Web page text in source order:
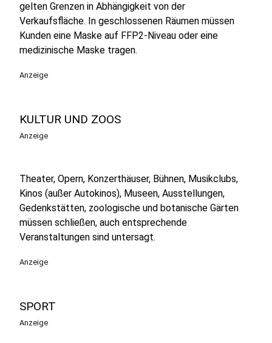
gelten Grenzen in Abhängigkeit von der
Verkaufsfläche. In geschlossenen Räumen müssen
Kunden eine Maske auf FFP2-Niveau oder eine
medizinische Maske tragen.
Anzeige
KULTUR UND ZOOS
Anzeige
Theater, Opern, Konzerthäuser, Bühnen, Musikclubs,
Kinos (außer Autokinos), Museen, Ausstellungen,
Gedenkstätten, zoologische und botanische Gärten
müssen schließen, auch entsprechende
Veranstaltungen sind untersagt.
Anzeige
SPORT
Anzeige